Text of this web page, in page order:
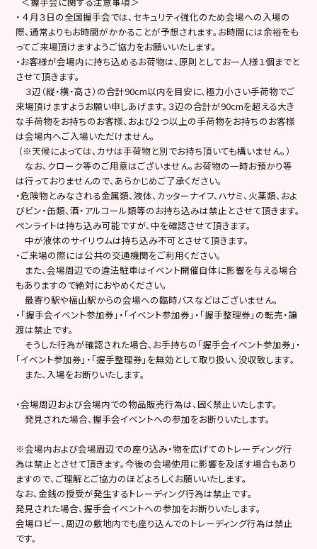
・ ４月３日の全国握手会では、セキュリティ強化のため会場への入場の
際、通常よりもお時間がかかることが予想されます。お時間には余裕をも
ってご来場頂けますようご協力をお願いいたします。
・お客様が会場内に持ち込めるお荷物は、原則としてお一人様１個までと
させて頂きます。
３辺（縦・横・高さ）の合計90cm以内を目安に、極力小さい手荷物でご
来場頂けますようお願い申しあげます。３辺の合計が90cmを超える大き
な手荷物をお持ちのお客様、および２つ以上の手荷物をお持ちのお客様
は会場内へご入場いただけません。
（※天候によっては、カサは手荷物と別でお持ち頂いても構いません。）
なお、クローク等のご用意はございません。お荷物の一時お預かり等
は行っておりませんので、あらかじめご了承ください。
・危険物とみなされる金属類、液体、カッターナイフ、ハサミ、火薬類、およ
びビン・缶類、酒・アルコール類等のお持ち込みは禁止とさせて頂きます。
ペンライトは持ち込み可能ですが、中を確認させて頂きます。
中が液体のサイリウムは持ち込み不可とさせて頂きます。
・ご来場の際には公共の交通機関をご利用ください。
また、会場周辺での違法駐車はイベント開催自体に影響を与える場合
もありますので絶対におやめください。
最寄り駅や福山駅からの会場への臨時バスなどはございません。
・「握手会イベント参加券」・「イベント参加券」・「握手整理券」の転売・譲
渡は禁止です。
そうした行為が確認された場合、お手持ちの「握手会イベント参加券」・
「イベント参加券」・「握手整理券」を無効として取り扱い、没収致します。
また、入場をお断りいたします。
・会場周辺および会場内での物品販売行為は、固く禁止いたします。
発見された場合、握手会イベントへの参加をお断りいたします。
※会場内および会場周辺での座り込み・物を広げてのトレーディング行
為は禁止とさせて頂きます。今後の会場使用に影響を及ぼす場合もあり
ますので、ご理解とご協力のほどよろしくお願いいたします。
なお、金銭の授受が発生するトレーディング行為は禁止です。
発見された場合、握手会イベントへの参加をお断りいたします。
会場ロビー、周辺の敷地内でも座り込んでのトレーディング行為は禁止
です。